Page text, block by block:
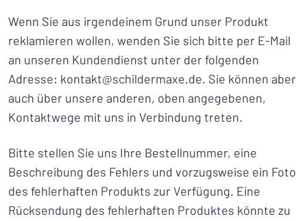
Wenn Sie aus irgendeinem Grund unser Produkt
reklamieren wollen, wenden Sie sich bitte per E-Mail
an unseren Kundendienst unter der folgenden
Adresse: kontakt@schildermaxe.de. Sie können aber
auch über unsere anderen, oben angegebenen,
Kontaktwege mit uns in Verbindung treten.
Bitte stellen Sie uns Ihre Bestellnummer, eine
Beschreibung des Fehlers und vorzugsweise ein Foto
des fehlerhaften Produkts zur Verfügung. Eine
Rücksendung des fehlerhaften Produktes könnte zu